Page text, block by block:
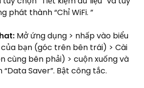
phát thành “Chỉ WiFi. ”
Mở ứng dụng > nhấp vào biểu
bạn (góc trên bên trái) > Cài
cùng bên phải) > cuộn xuống và
Saver”. Bật công tắc.